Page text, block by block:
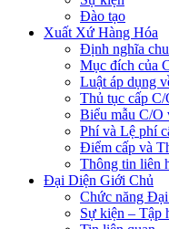
Đào tạo
Xuất Xứ Hàng Hóa
Định nghĩa
Mục đích của
Luật áp dụng
Thủ tục cấp C/
Biểu mẫu C/O
Phí và Lệ phí
Điểm cấp và
Thông tin liên
Đại Diện Giới Chủ
Chức năng
Sự kiện – Tập